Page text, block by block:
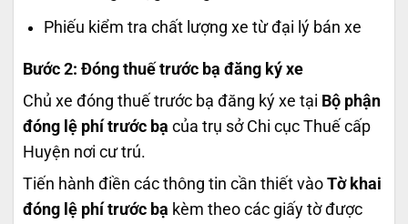
Phiếu kiểm tra chất lượng xe từ đại lý bán xe
Bước 2: Đóng thuế trước bạ đăng ký xe
Chủ xe đóng thuế trước bạ đăng ký xe tại Bộ phận
đóng lệ phí trước bạ của trụ sở Chi cục Thuế cấp
Huyện nơi cư trú.
Tiến hành điền các thông tin cần thiết vào Tờ khai
đóng lệ phí trước bạ kèm theo các giấy tờ được